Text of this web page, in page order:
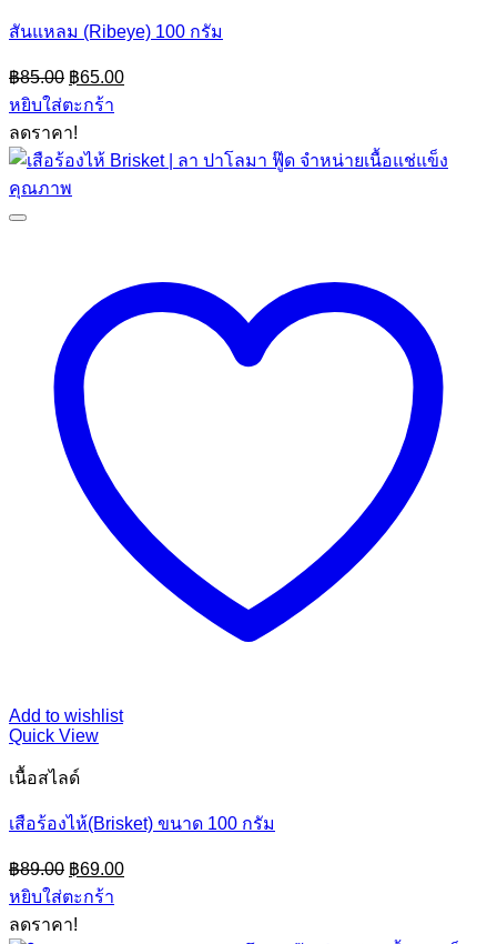
สันแหลม (Ribeye) 100 กรัม
฿85.00 Original
price
was:
฿85.00.
฿65.00Current
price
หยิบใส่ตะกร้า
ลดราคา!
Add to wishlist
Quick View
เนื้อสไลด์
เสือร้องไห้(Brisket) ขนาด 100 กรัม
฿89.00 Original
price
was:
฿89.00.
฿69.00Current
price
หยิบใส่ตะกร้า
ลดราคา!